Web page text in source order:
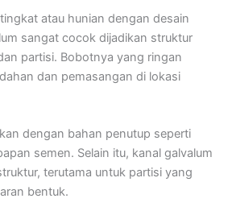
atau hunian dengan desain
sangat cocok dijadikan struktur
partisi. Bobotnya yang ringan
dan pemasangan di lokasi
dengan bahan penutup seperti
semen. Selain itu, kanal galvalum
terutama untuk partisi yang
bentuk.